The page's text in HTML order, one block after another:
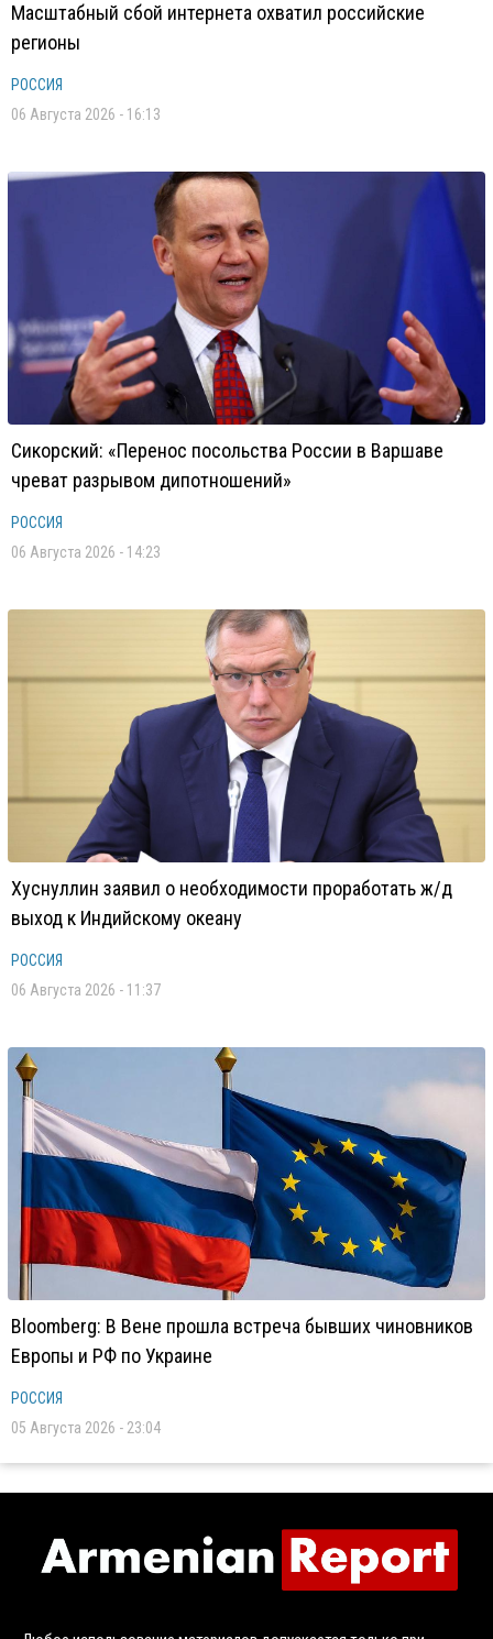
Масштабный сбой интернета охватил российские
регионы
РОССИЯ
06 Августа 2026 - 16:13
Сикорский: «Перенос посольства России в Варшаве
чреват разрывом дипотношений»
РОССИЯ
06 Августа 2026 - 14:23
Хуснуллин заявил о необходимости проработать ж/д
выход к Индийскому океану
РОССИЯ
06 Августа 2026 - 11:37
Bloomberg: В Вене прошла встреча бывших чиновников
Европы и РФ по Украине
РОССИЯ
05 Августа 2026 - 23:04